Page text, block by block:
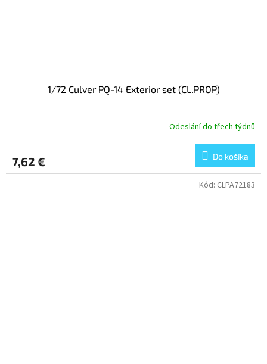
1/72 Culver PQ-14 Exterior set (CL.PROP)
Odeslání do třech týdnů
7,62 € Do košíka
Kód: CLPA72183